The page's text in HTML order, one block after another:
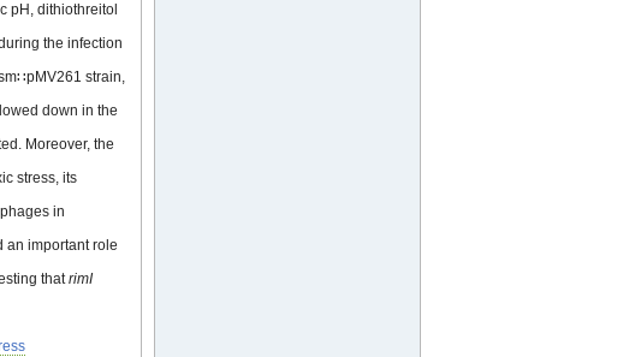
pH, dithiothreitol
the infection
strain,
down in the
Moreover, the
stress, its
in
important role
thatrimI